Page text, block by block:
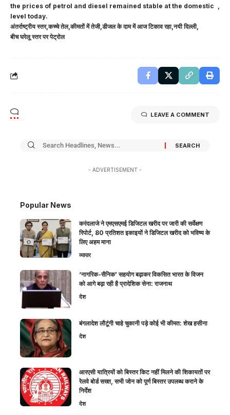
the prices of petrol and diesel remained stable at the domestic
level today.
अंतर्राष्ट्रीय स्तर कच्चे तेल कीमतों में तेजी डीजल के दाम में आज टिकाव रहा नयी दिल्ली
बीच घरेलू स्तर पर पेट्रोल
LEAVE A COMMENT
- ADVERTISEMENT -
Popular News
करंदलाजे ने एमएसएमई डिजिटल खरीद पर जारी की सर्वेक्षण
रिपोर्ट, 80 प्रतिशत इकाइयों ने डिजिटल खरीद को भविष्य के
लिए अहम माना
व्यापार
‘नागरिक-सैनिक’ सहयोग बढ़ाकर विकसित भारत के विजन
को आगे बढ़ा रही है प्रादेशिक सेना: राजनाथ
देश
बंगलादेश लौटूंगी चाहे चुकानी पड़े कोई भी कीमत: शेख हसीना
देश
आरएसी यात्रियों को बिस्तर किट नहीं मिलने की शिकायतों पर
रेलवे बोर्ड सख्त, सभी जोन को पूर्ण बिस्तर उपलब्ध कराने के
निर्देश
देश